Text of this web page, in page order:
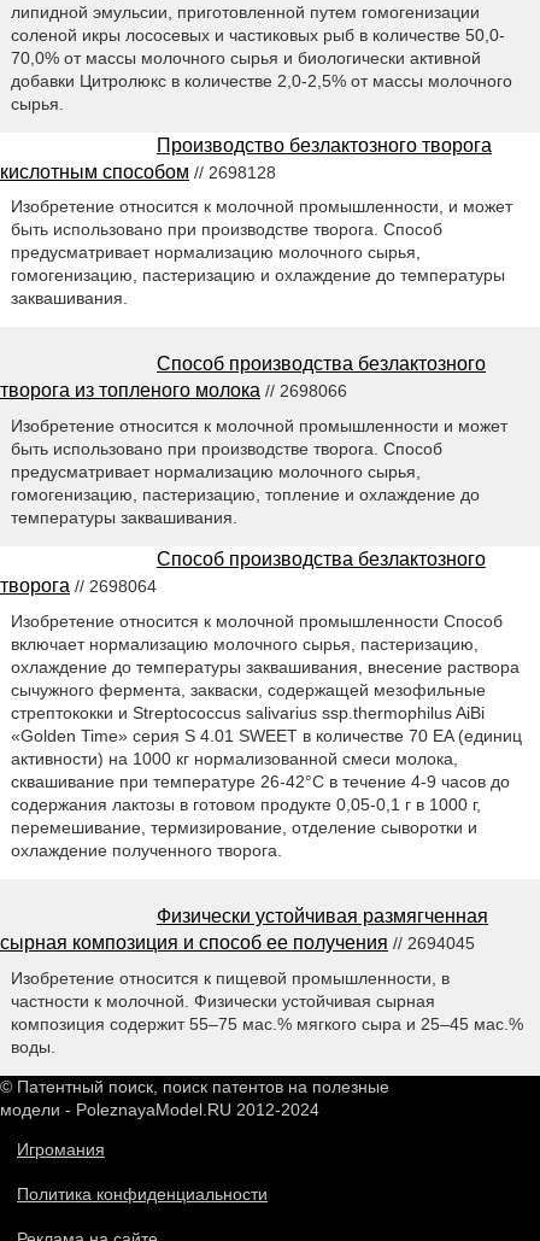
липидной эмульсии, приготовленной путем гомогенизации
соленой икры лососевых и частиковых рыб в количестве 50,0-
70,0% от массы молочного сырья и биологически активной
добавки Цитролюкс в количестве 2,0-2,5% от массы молочного
сырья.
Производство безлактозного творога
кислотным способом // 2698128
Изобретение относится к молочной промышленности, и может
быть использовано при производстве творога. Способ
предусматривает нормализацию молочного сырья,
гомогенизацию, пастеризацию и охлаждение до температуры
заквашивания.
Способ производства безлактозного
творога из топленого молока // 2698066
Изобретение относится к молочной промышленности и может
быть использовано при производстве творога. Способ
предусматривает нормализацию молочного сырья,
гомогенизацию, пастеризацию, топление и охлаждение до
температуры заквашивания.
Способ производства безлактозного
творога // 2698064
Изобретение относится к молочной промышленности Способ
включает нормализацию молочного сырья, пастеризацию,
охлаждение до температуры заквашивания, внесение раствора
сычужного фермента, закваски, содержащей мезофильные
стрептококки и Streptococcus salivarius ssp.thermophilus AiBi
«Golden Time» серия S 4.01 SWEET в количестве 70 EA (единиц
активности) на 1000 кг нормализованной смеси молока,
сквашивание при температуре 26-42°С в течение 4-9 часов до
содержания лактозы в готовом продукте 0,05-0,1 г в 1000 г,
перемешивание, термизирование, отделение сыворотки и
охлаждение полученного творога.
Физически устойчивая размягченная
сырная композиция и способ ее получения // 2694045
Изобретение относится к пищевой промышленности, в
частности к молочной. Физически устойчивая сырная
композиция содержит 55–75 мас.% мягкого сыра и 25–45 мас.%
воды.
© Патентный поиск, поиск патентов на полезные
модели - PoleznayaModel.RU 2012-2024
Игромания
Политика конфиденциальности